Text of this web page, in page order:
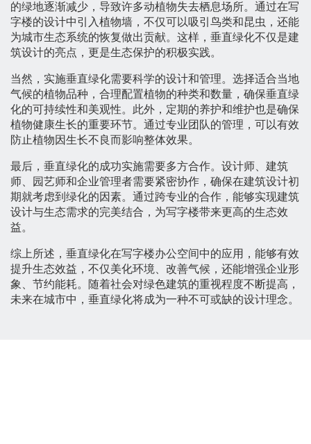
的绿地逐渐减少，导致许多动植物失去栖息场所。通过在写
字楼的设计中引入植物墙，不仅可以吸引鸟类和昆虫，还能
为城市生态系统的恢复做出贡献。这样，垂直绿化不仅是建
筑设计的亮点，更是生态保护的积极实践。
当然，实施垂直绿化需要科学的设计和管理。选择适合当地
气候的植物品种，合理配置植物的种类和数量，确保垂直绿
化的可持续性和美观性。此外，定期的养护和维护也是确保
植物健康生长的重要环节。通过专业团队的管理，可以有效
防止植物因生长不良而影响整体效果。
最后，垂直绿化的成功实施需要多方合作。设计师、建筑
师、园艺师和企业管理者需要紧密协作，确保在建筑设计初
期就考虑到绿化的因素。通过跨专业的合作，能够实现建筑
设计与生态需求的完美结合，为写字楼带来更高的生态效
益。
综上所述，垂直绿化在写字楼办公空间中的应用，能够有效
提升生态效益，不仅美化环境、改善气候，还能增强企业形
象、节约能耗。随着社会对绿色建筑的重视程度不断提高，
未来在城市中，垂直绿化将成为一种不可或缺的设计理念。